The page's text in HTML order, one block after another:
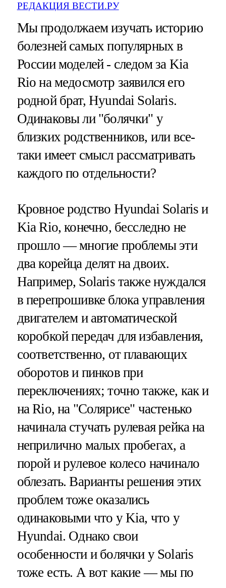
РЕДАКЦИЯ ВЕСТИ.РУ
Мы продолжаем изучать историю
болезней самых популярных в
России моделей - следом за Kia
Rio на медосмотр заявился его
родной брат, Hyundai Solaris.
Одинаковы ли "болячки" у
близких родственников, или все-
таки имеет смысл рассматривать
каждого по отдельности?
Кровное родство Hyundai Solaris и
Kia Rio, конечно, бесследно не
прошло — многие проблемы эти
два корейца делят на двоих.
Например, Solaris также нуждался
в перепрошивке блока управления
двигателем и автоматической
коробкой передач для избавления,
соответственно, от плавающих
оборотов и пинков при
переключениях; точно также, как и
на Rio, на "Солярисе" частенько
начинала стучать рулевая рейка на
неприлично малых пробегах, а
порой и рулевое колесо начинало
облезать. Варианты решения этих
проблем тоже оказались
одинаковыми что у Kia, что у
Hyundai. Однако свои
особенности и болячки у Solaris
тоже есть. А вот какие — мы по